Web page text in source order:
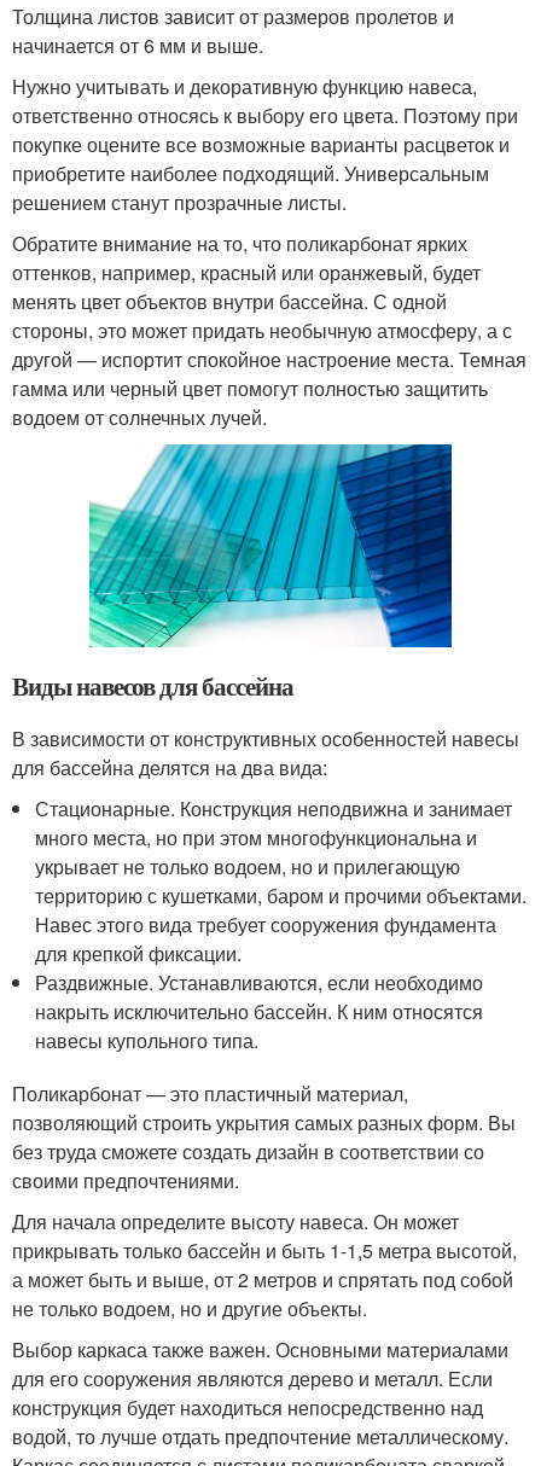
Толщина листов зависит от размеров пролетов и
начинается от 6 мм и выше.
Нужно учитывать и декоративную функцию навеса,
ответственно относясь к выбору его цвета. Поэтому при
покупке оцените все возможные варианты расцветок и
приобретите наиболее подходящий. Универсальным
решением станут прозрачные листы.
Обратите внимание на то, что поликарбонат ярких
оттенков, например, красный или оранжевый, будет
менять цвет объектов внутри бассейна. С одной
стороны, это может придать необычную атмосферу, а с
другой — испортит спокойное настроение места. Темная
гамма или черный цвет помогут полностью защитить
водоем от солнечных лучей.
Виды навесов для бассейна
В зависимости от конструктивных особенностей навесы
для бассейна делятся на два вида:
Стационарные. Конструкция неподвижна и занимает
много места, но при этом многофункциональна и
укрывает не только водоем, но и прилегающую
территорию с кушетками, баром и прочими объектами.
Навес этого вида требует сооружения фундамента
для крепкой фиксации.
Раздвижные. Устанавливаются, если необходимо
накрыть исключительно бассейн. К ним относятся
навесы купольного типа.
Поликарбонат — это пластичный материал,
позволяющий строить укрытия самых разных форм. Вы
без труда сможете создать дизайн в соответствии со
своими предпочтениями.
Для начала определите высоту навеса. Он может
прикрывать только бассейн и быть 1-1,5 метра высотой,
а может быть и выше, от 2 метров и спрятать под собой
не только водоем, но и другие объекты.
Выбор каркаса также важен. Основными материалами
для его сооружения являются дерево и металл. Если
конструкция будет находиться непосредственно над
водой, то лучше отдать предпочтение металлическому.